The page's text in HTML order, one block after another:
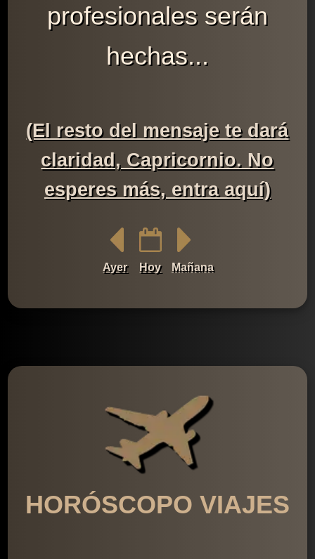
profesionales serán
hechas...
(El resto del mensaje te dará
claridad, Capricornio. No
esperes más, entra aquí)
Ayer Hoy Mañana
HORÓSCOPO VIAJES